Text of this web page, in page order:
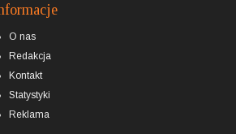
O nas
Redakcja
Kontakt
Statystyki
Reklama